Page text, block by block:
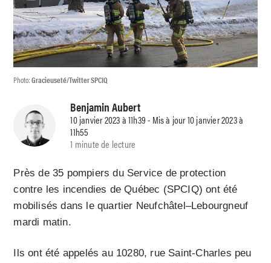
Photo:Gracieuseté/Twitter SPCIQ
Benjamin Aubert
10 janvier 2023 à 11h39 - Mis à jour 10 janvier 2023 à
11h55
1 minute de lecture
Près de 35 pompiers du Service de protection
contre les incendies de Québec (SPCIQ) ont été
mobilisés dans le quartier Neufchâtel–Lebourgneuf
mardi matin.
Ils ont été appelés au 10280, rue Saint-Charles peu